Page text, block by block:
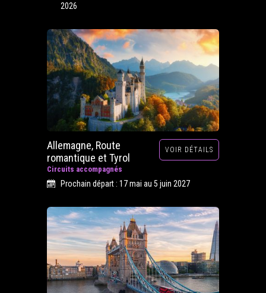
2026
Allemagne, Route
romantique et Tyrol
Circuits accompagnés
VOIR DÉTAILS
Prochain départ : 17 mai au 5 juin 2027